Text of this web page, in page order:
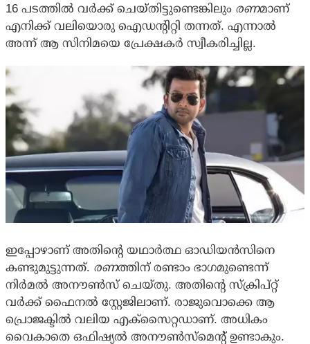
16 പടത്തില്‍ വര്‍ക്ക് ചെയ്തിട്ടുണ്ടെങ്കിലും രണമാണ്
എനിക്ക് വലിയൊരു ഐഡന്റിറ്റി തന്നത്. എന്നാല്‍
അന്ന് ആ സിനിമയെ പ്രേക്ഷകര്‍ സ്വീകരിച്ചില്ല.
ഇപ്പോഴാണ് അതിന്റെ യഥാര്‍ത്ഥ ഓഡിയന്‍സിനെ
കണ്ടുമുട്ടുന്നത്. രണത്തിന് രണ്ടാം ഭാഗമുണ്ടെന്ന്
നിര്‍മല്‍ അനൗണ്‍സ് ചെയ്തു. അതിന്റെ സ്‌ക്രിപ്റ്റ്
വര്‍ക്ക് ഫൈനല്‍ സ്റ്റേജിലാണ്. രാജുവൊക്കെ ആ
പ്രൊജക്ടില്‍ വലിയ എക്‌സൈറ്റഡാണ്. അധികം
വൈകാതെ ഒഫിഷ്യല്‍ അനൗണ്‍സ്‌മെന്റ് ഉണ്ടാകും.